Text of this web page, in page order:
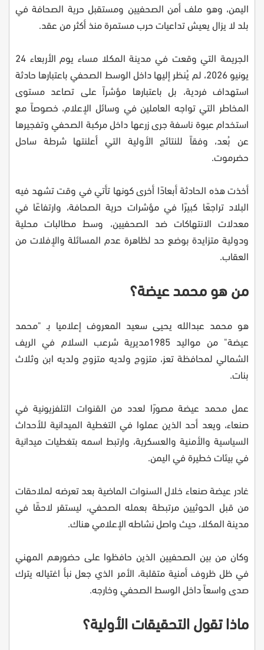
اليمن، وهو ملف أمن الصحفيين ومستقبل حرية الصحافة في
بلد لا يزال يعيش تداعيات حرب مستمرة منذ أكثر من عقد.
الجريمة التي وقعت في مدينة المكلا مساء يوم الأربعاء 24
يونيو 2026، لم يُنظر إليها داخل الوسط الصحفي باعتبارها حادثة
استهداف فردية، بل باعتبارها مؤشراً على تصاعد مستوى
المخاطر التي تواجه العاملين في وسائل الإعلام، خصوصاً مع
استخدام عبوة ناسفة جرى زرعها داخل مركبة الصحفي وتفجيرها
عن بُعد، وفقاً للنتائج الأولية التي أعلنتها شرطة ساحل
حضرموت.
أخذت هذه الحادثة أبعادًا أخرى كونها تأتي في وقت تشهد فيه
البلاد تراجعًا كبيرًا في مؤشرات حرية الصحافة، وارتفاعًا في
معدلات الانتهاكات ضد الصحفيين، وسط مطالبات محلية
ودولية متزايدة بوضع حد لظاهرة عدم المسائلة والإفلات من
العقاب.
من هو محمد عيضة؟
هو محمد عبدالله يحيى سعيد المعروف إعلاميا بـ "محمد
عيضة" من مواليد 1985مديرية شرعب السلام في الريف
الشمالي لمحافظة تعز، متزوج ولديه متزوج ولديه ابن وثلاث
بنات.
عمل محمد عيضة مصورًا لعدد من القنوات التلفزيونية في
صنعاء، ويعد أحد الذين عملوا في التغطية الميدانية للأحداث
السياسية والأمنية والعسكرية، وارتبط اسمه بتغطيات ميدانية
في بيئات خطيرة في اليمن.
غادر عيضة صنعاء خلال السنوات الماضية بعد تعرضه لملاحقات
من قبل الحوثيين مرتبطة بعمله الصحفي، ليستقر لاحقًا في
مدينة المكلا، حيث واصل نشاطه الإعلامي هناك.
وكان من بين الصحفيين الذين حافظوا على حضورهم المهني
في ظل ظروف أمنية متقلبة، الأمر الذي جعل نبأ اغتياله يترك
صدى واسعاً داخل الوسط الصحفي وخارجه.
ماذا تقول التحقيقات الأولية؟